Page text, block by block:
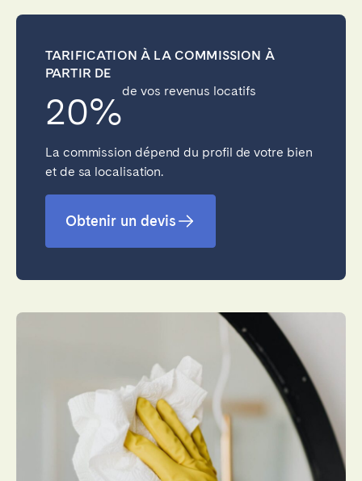
TARIFICATION À LA COMMISSION À
PARTIR DE
20%de vos revenus locatifs
La commission dépend du profil de votre bien
et de sa localisation.
Obtenir un devis